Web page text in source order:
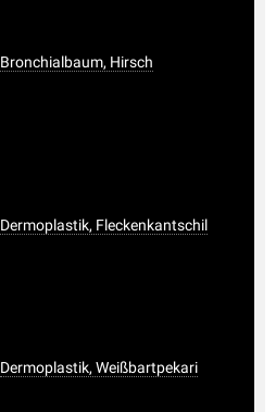
Bronchialbaum, Hirsch
Dermoplastik, Fleckenkantschil
Dermoplastik, Weißbartpekari